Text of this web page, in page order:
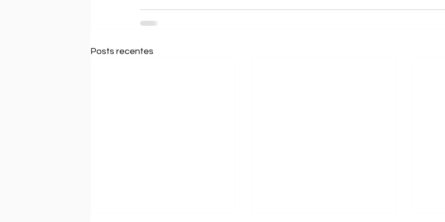
Posts recentes